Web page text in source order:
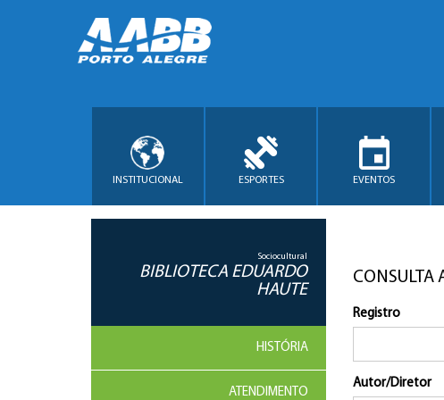
INSTITUCIONAL ESPORTES EVENTOS
Sociocultural
BIBLIOTECA EDUARDO
HAUTE
HISTÓRIA
ATENDIMENTO
CONSULTA
Registro
Autor/Diretor